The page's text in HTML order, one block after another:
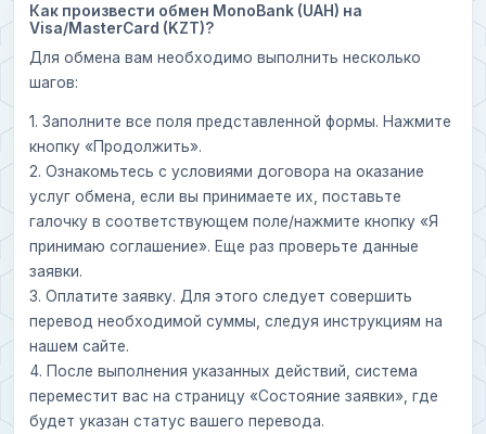
Как произвести обмен MonoBank (UAH) на
Visa/MasterCard (KZT)?
Для обмена вам необходимо выполнить несколько
шагов:
1. Заполните все поля представленной формы. Нажмите
кнопку «Продолжить».
2. Ознакомьтесь с условиями договора на оказание
услуг обмена, если вы принимаете их, поставьте
галочку в соответствующем поле/нажмите кнопку «Я
принимаю соглашение». Еще раз проверьте данные
заявки.
3. Оплатите заявку. Для этого следует совершить
перевод необходимой суммы, следуя инструкциям на
нашем сайте.
4. После выполнения указанных действий, система
переместит вас на страницу «Состояние заявки», где
будет указан статус вашего перевода.